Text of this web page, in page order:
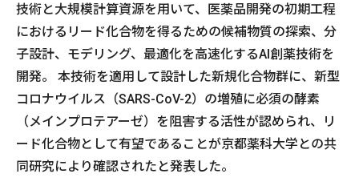
技術と大規模計算資源を用いて、医薬品開発の初期工程
におけるリード化合物を得るための候補物質の探索、分
子設計、モデリング、最適化を高速化するAI創薬技術を
開発。 本技術を適用して設計した新規化合物群に、新型
コロナウイルス（SARS-CoV-2）の増殖に必須の酵素
（メインプロテアーゼ）を阻害する活性が認められ、リ
ード化合物として有望であることが京都薬科大学との共
同研究により確認されたと発表した。